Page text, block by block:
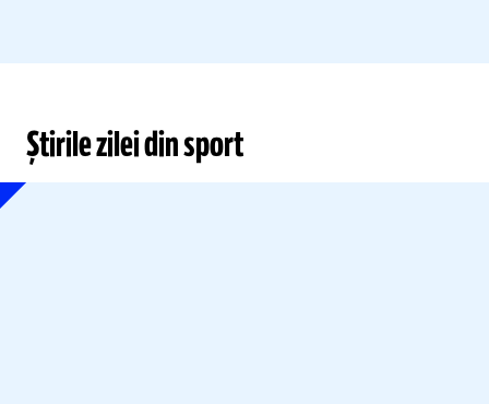
Știrile zilei din sport